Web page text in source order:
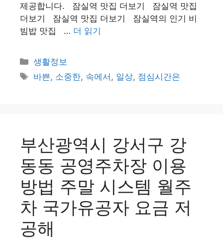
제공합니다. 잠실역 맛집 더보기 잠실역 맛집
더보기 잠실역 맛집 더보기 잠실역의 인기 비
빔밥 맛집 … 더 읽기
카
테
고
생활정보
태
바쁜, 소중한, 속에서 , 일상, 점심시간은
부산광역시 강서구 강
동동 공영주차장 이용
방법 주말 시스템 월주
차 국가유공자 요금 저
공해